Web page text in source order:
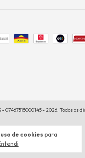
de cookies para
07467515000145 - 2026. Todos os